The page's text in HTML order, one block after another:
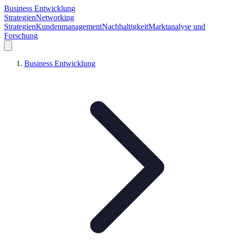
Business Entwicklung
StrategienNetworking
StrategienKundenmanagementNachhaltigkeitMarktanalyse und
Forschung
Business Entwicklung